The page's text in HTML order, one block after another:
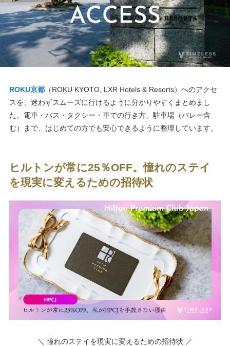
ROKU京都（ROKU KYOTO, LXR Hotels & Resorts）へのアクセ
スを、迷わずスムーズに行けるように分かりやすくまとめまし
た。電車・バス・タクシー・車での行き方、駐車場（バレー含
む）まで、はじめての方でも安心できるように整理しています。
ヒルトンが常に25％OFF。憧れのステイ
を現実に変えるための招待状
＼ 憧れのステイを現実に変えるための招待状 ／